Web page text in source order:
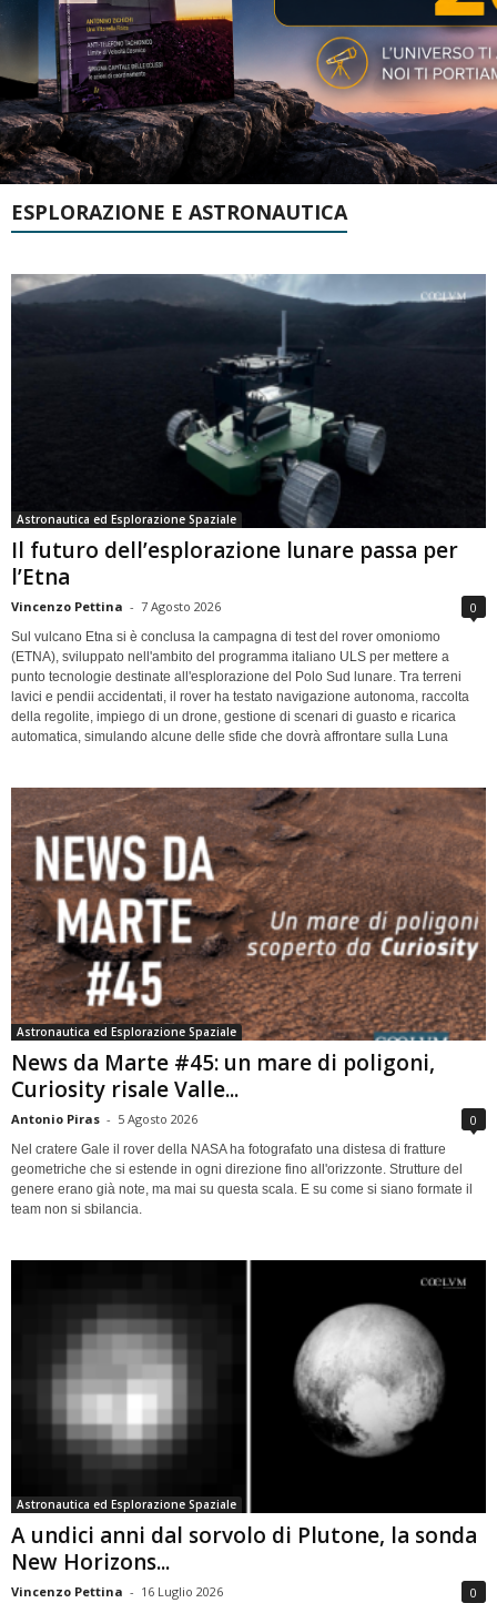
ESPLORAZIONE E ASTRONAUTICA
Astronautica ed Esplorazione Spaziale
Il futuro dell’esplorazione lunare passa per
l’Etna
Vincenzo Pettina - 7 Agosto 2026 0
Sul vulcano Etna si è conclusa la campagna di test del rover omoniomo
(ETNA), sviluppato nell'ambito del programma italiano ULS per mettere a
punto tecnologie destinate all'esplorazione del Polo Sud lunare. Tra terreni
lavici e pendii accidentati, il rover ha testato navigazione autonoma, raccolta
della regolite, impiego di un drone, gestione di scenari di guasto e ricarica
automatica, simulando alcune delle sfide che dovrà affrontare sulla Luna
Astronautica ed Esplorazione Spaziale
News da Marte #45: un mare di poligoni,
Curiosity risale Valle...
Antonio Piras - 5 Agosto 2026 0
Nel cratere Gale il rover della NASA ha fotografato una distesa di fratture
geometriche che si estende in ogni direzione fino all'orizzonte. Strutture del
genere erano già note, ma mai su questa scala. E su come si siano formate il
team non si sbilancia.
Astronautica ed Esplorazione Spaziale
A undici anni dal sorvolo di Plutone, la sonda
New Horizons...
Vincenzo Pettina - 16 Luglio 2026 0